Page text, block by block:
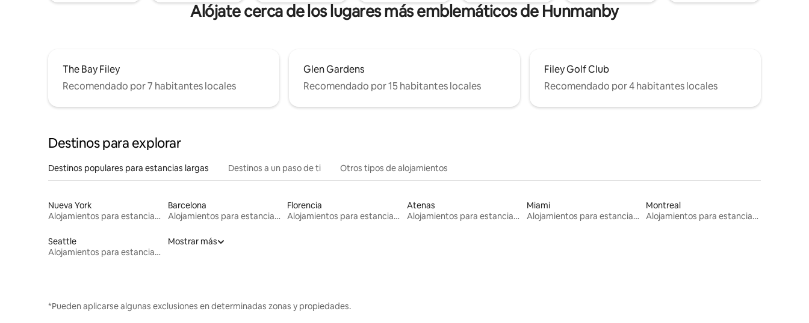
Alójate cerca de los lugares más emblemáticos de Hunmanby
The Bay Filey
Recomendado por 7 habitantes locales
Glen Gardens
Recomendado por 15 habitantes locales
Filey Golf Club
Recomendado por 4 habitantes locales
Destinos para explorar
Destinos populares para estancias largas Destinos a un paso de ti Otros tipos de alojamientos
Nueva York
Alojamientos para estancias largas
Barcelona
Alojamientos para estancias largas
Florencia
Alojamientos para estancias largas
Atenas
Alojamientos para estancias largas
Miami
Alojamientos para estancias largas
Montreal
Alojamientos para estancias largas
Seattle
Alojamientos para estancias largas
Mostrar más
*Pueden aplicarse algunas exclusiones en determinadas zonas y propiedades.